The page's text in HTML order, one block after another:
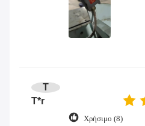
T
T*r
Χρήσιμο (8)